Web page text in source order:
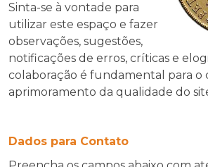
Sinta-se à vontade para
utilizar este espaço e fazer
observações, sugestões,
notificações de erros, críticas e
colaboração é fundamental para o
aprimoramento da qualidade do
Dados para Contato